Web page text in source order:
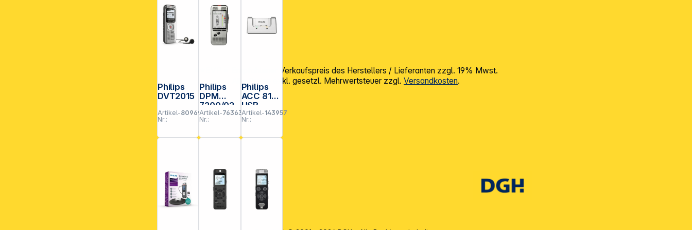
Philips
DVT2015
Artikel-
Nr.:
809692
Philips
DPM
7200/02
Artikel-
Nr.:
763637
Philips
ACC 8120
USB
Docking
station
Artikel-
Nr.:
143957
**EVP = Empfohlener Verkaufspreis des Herstellers / Lieferanten zzgl. 19% Mwst.
Alle Preise exkl. gesetzl. Mehrwertsteuer zzgl. Versandkosten.